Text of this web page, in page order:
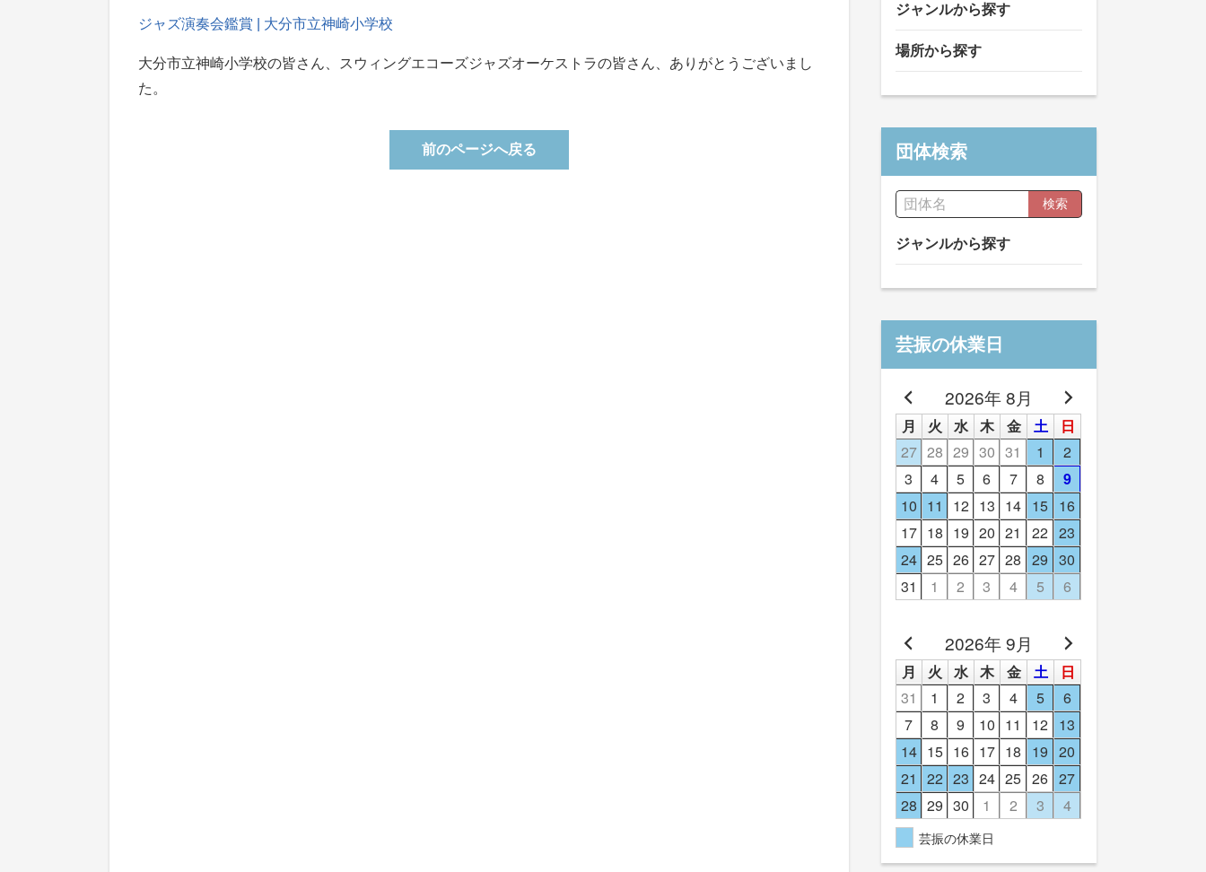
ジャズ演奏会鑑賞 | 大分市立神崎小学校
大分市立神崎小学校の皆さん、スウィングエコーズジャズオーケストラの皆さん、ありがとうございまし
た。
前のページへ戻る
ジャンルから探す
場所から探す
団体検索
検索
ジャンルから探す
芸振の休業日
2026年 8月
月 火 水 木 金 土
日
27 28 29 30 31 1
2
3
4 5 6 7 8
9
10 11 12 13 14 15 16
17 18 19 20 21 22 23
24 25 26 27 28 29 30
31
1 2 3 4 5 6
2026年 9月
月 火 水 木 金 土
日
31
1 2 3 4 5
6
7
8 9 10 11 12 13
14 15 16 17 18 19 20
21
22 23 24 25 26 27
28 29 30 1 2 3 4
芸振の休業日